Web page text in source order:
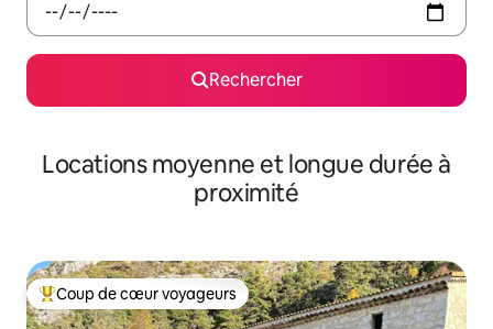
Rechercher
Locations moyenne et longue durée à
proximité
Coups de cœur voyageurs les plus appréciés
Coup de cœur voyageurs